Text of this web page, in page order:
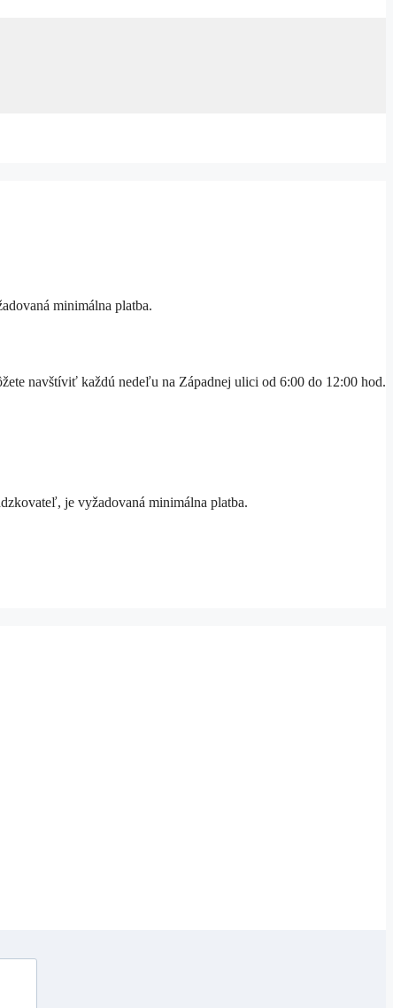
minimálna platba.
navštíviť každú nedeľu na Západnej ulici od 6:00 do 12:00 hod.
je vyžadovaná minimálna platba.